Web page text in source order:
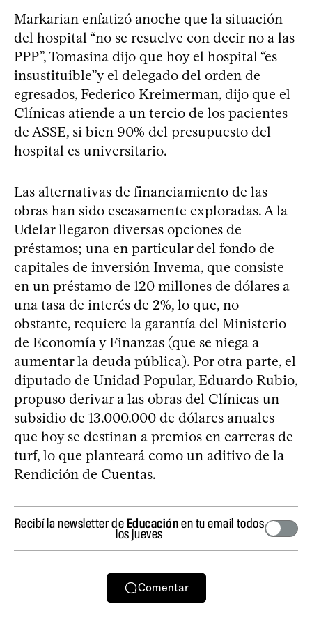
Markarian enfatizó anoche que la situación
del hospital “no se resuelve con decir no a las
PPP”, Tomasina dijo que hoy el hospital “es
insustituible”y el delegado del orden de
egresados, Federico Kreimerman, dijo que el
Clínicas atiende a un tercio de los pacientes
de ASSE, si bien 90% del presupuesto del
hospital es universitario.
Las alternativas de financiamiento de las
obras han sido escasamente exploradas. A la
Udelar llegaron diversas opciones de
préstamos; una en particular del fondo de
capitales de inversión Invema, que consiste
en un préstamo de 120 millones de dólares a
una tasa de interés de 2%, lo que, no
obstante, requiere la garantía del Ministerio
de Economía y Finanzas (que se niega a
aumentar la deuda pública). Por otra parte, el
diputado de Unidad Popular, Eduardo Rubio,
propuso derivar a las obras del Clínicas un
subsidio de 13.000.000 de dólares anuales
que hoy se destinan a premios en carreras de
turf, lo que planteará como un aditivo de la
Rendición de Cuentas.
Recibí la newsletter deEducaciónen tu email todos
los jueves
Comentar